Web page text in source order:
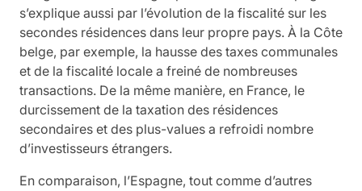
s’explique aussi par l’évolution de la fiscalité sur les
secondes résidences dans leur propre pays. À la Côte
belge, par exemple, la hausse des taxes communales
et de la fiscalité locale a freiné de nombreuses
transactions. De la même manière, en France, le
durcissement de la taxation des résidences
secondaires et des plus-values a refroidi nombre
d’investisseurs étrangers.
En comparaison, l’Espagne, tout comme d’autres